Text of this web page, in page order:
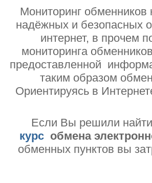
Мониторинг обменников
надёжных и безопасных
интернет, в прочем
мониторинга
предоставленной
таким образом
Ориентируясь в
Если Вы решили найти
курс обмена
обменных пунктов вы